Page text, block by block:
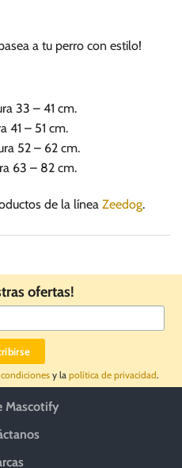
a tu perro con estilo!
33 – 41 cm.
41 – 51 cm.
52 – 62 cm.
63 – 82 cm.
de la línea Zeedog.
ofertas!
y la política de privacidad.
Mascotify